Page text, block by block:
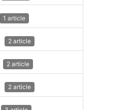
1 article
2 article
2 article
2 article